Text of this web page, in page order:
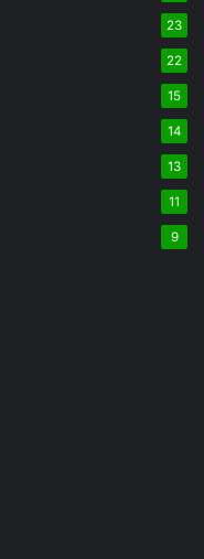
23
22
15
14
13
11
9